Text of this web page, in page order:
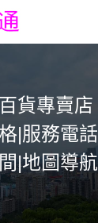
貨專賣
|服務電
間|地圖導航